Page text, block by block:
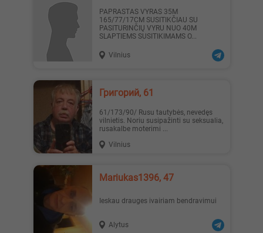
PAPRASTAS VYRAS 35M
165/77/17CM SUSITIKČIAU SU
PASITURINČIŲ VYRU NUO 40M
SLAPTIEMS SUSITIKIMAMS O...
Vilnius
Григорий, 61
61/173/90/ Rusu tautybės, nevedęs
vilnietis. Noriu susipažinti su seksualia,
rusakalbe moterimi ...
Vilnius
Mariukas1396, 47
Ieskau drauges ivairiam bendravimui
Alytus